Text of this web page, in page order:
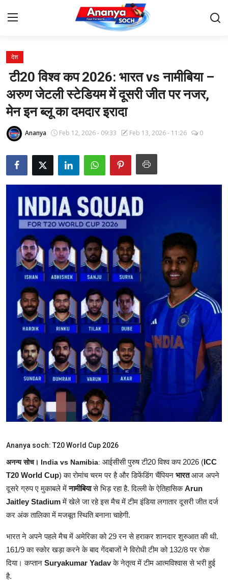
Home
Contact
About Us
देश
बिज़नेस
मनोरंजन
शिक्षा
राजस्थान
ट्रेंडिंग
Hindi
देश
टी20 विश्व कप 2026: भारत vs नामीबिया –
अरुण जेटली स्टेडियम में दूसरी जीत पर नजर,
मेन इन ब्लू का दमदार इरादा
Ananya Feb 12, 2026 - 09:33 Feb 13, 2026 - 11:26 0
Ananya soch: T20 World Cup 2026
अनन्य सोच। India vs Namibia: आईसीसी पुरुष टी20 विश्व कप 2026 (ICC
T20 World Cup) का रोमांच चरम पर है और डिफेंडिंग चैंपियन भारतआज अपने
दूसरे ग्रुप ए मुकाबले मेंनामीबियासे भिड़ रहा है. दिल्ली के ऐतिहासिकArun
Jaitley Stadiumमें खेले जा रहे इस मैच में टीम इंडिया लगातार दूसरी जीत दर्ज
कर अंक तालिका में मजबूत स्थिति बनाना चाहेगी.
भारत ने अपने पहले मैच में अमेरिका को 29 रन से हराकर शानदार शुरुआत की थी.
161/9 का स्कोर खड़ा करने के बाद गेंदबाजों ने विरोधी टीम को 132/8 पर रोक
दिया। कप्तान Suryakumar Yadav के नेतृत्व में टीम आत्मविश्वास से भरी हुई
है.